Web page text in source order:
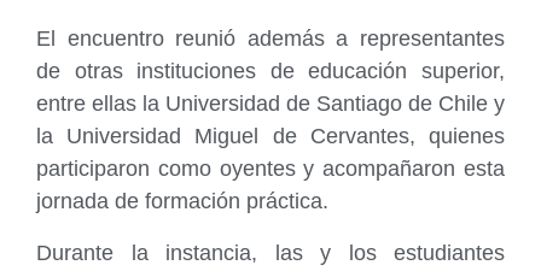
El encuentro reunió además a representantes
de otras instituciones de educación superior,
entre ellas la Universidad de Santiago de Chile y
la Universidad Miguel de Cervantes, quienes
participaron como oyentes y acompañaron esta
jornada de formación práctica.
Durante la instancia, las y los estudiantes